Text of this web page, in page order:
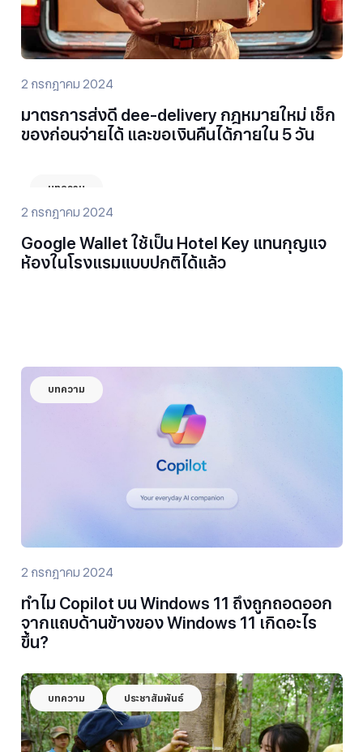
2 กรกฎาคม 2024
มาตรการส่งดี dee-delivery กฎหมายใหม่ เช็ก
ของก่อนจ่ายได้ และขอเงินคืนได้ภายใน 5 วัน
บทความ
2 กรกฎาคม 2024
Google Wallet ใช้เป็น Hotel Key แทนกุญแจ
ห้องในโรงแรมแบบปกติได้แล้ว
บทความ
2 กรกฎาคม 2024
ทำไม Copilot บน Windows 11 ถึงถูกถอดออก
จากแถบด้านข้างของ Windows 11 เกิดอะไร
ขึ้น?
บทความ ประชาสัมพันธ์